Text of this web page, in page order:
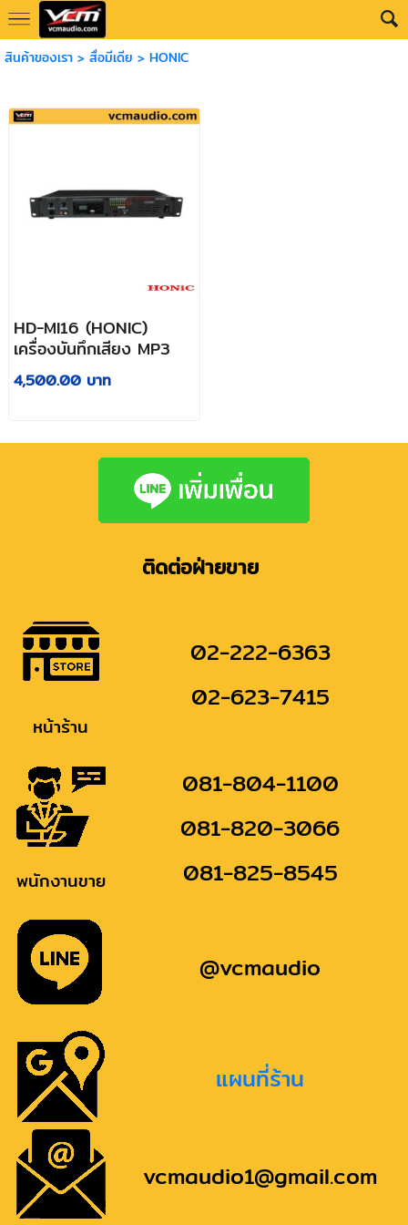
สินค้าของเรา> สื่อมีเดีย > HONIC
HD-MI16 (HONIC)
เครื่องบันทึกเสียง MP3
4,500.00 บาท
ติดต่อฝ่ายขาย
หน้าร้าน
02-222-6363
02-623-7415
พนักงานขาย
081-804-1100
081-820-3066
081-825-8545
@vcmaudio
แผนที่ร้าน
vcmaudio1@gmail.com